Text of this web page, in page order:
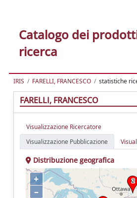
Catalogo dei
ricerca
IRIS FARELLI, FRANCESCO statistiche
FARELLI, FRANCESCO
Visualizzazione Ricercatore
Visualizzazione Pubblicazione
Distribuzione geografica
+
–